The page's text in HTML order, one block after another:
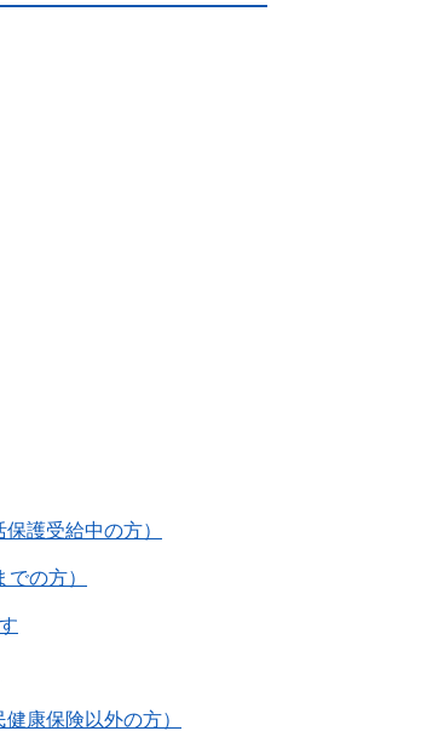
護受給中の方）
の方）
康保険以外の方）